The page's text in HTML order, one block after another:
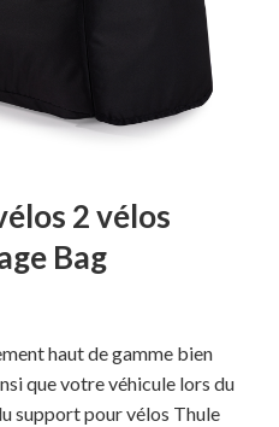
2 vélos
Bag
haut de gamme bien
que votre véhicule lors du
support pour vélos Thule